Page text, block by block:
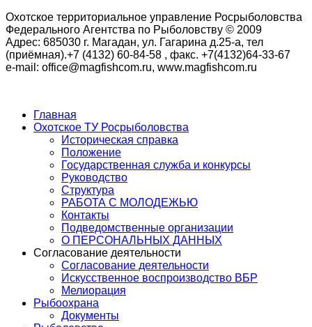
Охотское территориальное управление Росрыболовства
Федерального Агентства по Рыболовству © 2009
Адрес: 685030 г. Магадан, ул. Гагарина д.25-а, тел
(приёмная).+7 (4132) 60-84-58 , факс. +7(4132)64-33-67
e-mail: office@magfishcom.ru, www.magfishcom.ru
Главная
Охотское ТУ Росрыболовства
Историческая справка
Положение
Государственная служба и конкурсы
Руководство
Структура
РАБОТА С МОЛОДЕЖЬЮ
Контакты
Подведомственные организации
О ПЕРСОНАЛЬНЫХ ДАННЫХ
Согласование деятельности
Согласование деятельности
Искусственное воспроизводство ВБР
Мелиорация
Рыбоохрана
Документы